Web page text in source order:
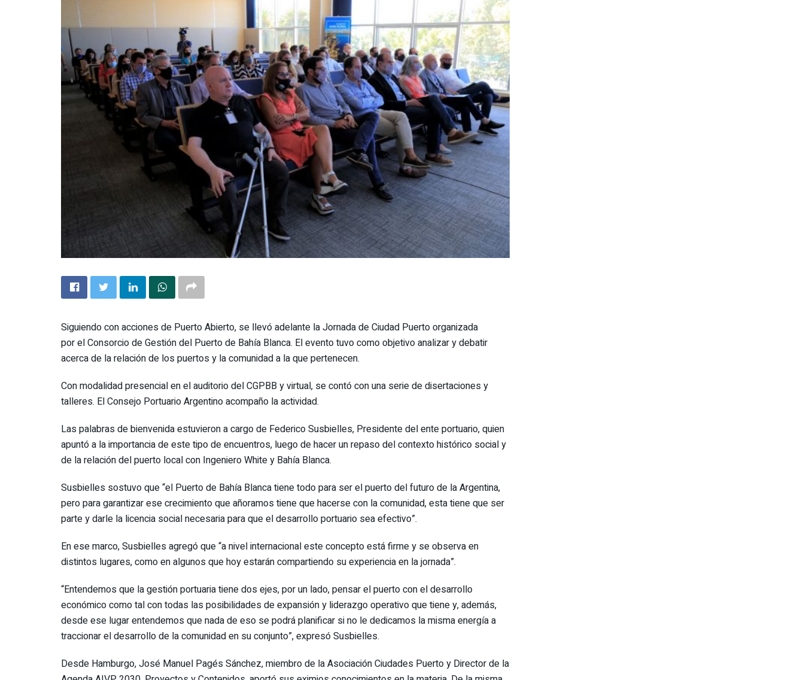
Siguiendo con acciones de Puerto Abierto, se llevó adelante la Jornada de Ciudad Puerto organizada
por el Consorcio de Gestión del Puerto de Bahía Blanca. El evento tuvo como objetivo analizar y debatir
acerca de la relación de los puertos y la comunidad a la que pertenecen.
Con modalidad presencial en el auditorio del CGPBB y virtual, se contó con una serie de disertaciones y
talleres. El Consejo Portuario Argentino acompaño la actividad.
Las palabras de bienvenida estuvieron a cargo de Federico Susbielles, Presidente del ente portuario, quien
apuntó a la importancia de este tipo de encuentros, luego de hacer un repaso del contexto histórico social y
de la relación del puerto local con Ingeniero White y Bahía Blanca.
Susbielles sostuvo que “el Puerto de Bahía Blanca tiene todo para ser el puerto del futuro de la Argentina,
pero para garantizar ese crecimiento que añoramos tiene que hacerse con la comunidad, esta tiene que ser
parte y darle la licencia social necesaria para que el desarrollo portuario sea efectivo”.
En ese marco, Susbielles agregó que “a nivel internacional este concepto está firme y se observa en
distintos lugares, como en algunos que hoy estarán compartiendo su experiencia en la jornada”.
“Entendemos que la gestión portuaria tiene dos ejes, por un lado, pensar el puerto con el desarrollo
económico como tal con todas las posibilidades de expansión y liderazgo operativo que tiene y, además,
desde ese lugar entendemos que nada de eso se podrá planificar si no le dedicamos la misma energía a
traccionar el desarrollo de la comunidad en su conjunto”, expresó Susbielles.
Desde Hamburgo, José Manuel Pagés Sánchez, miembro de la Asociación Ciudades Puerto y Director de la